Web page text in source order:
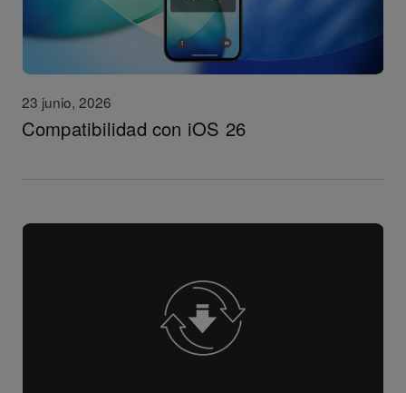
23 junio, 2026
Compatibilidad con iOS 26